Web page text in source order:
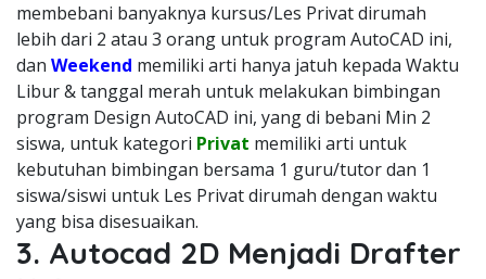
membebani banyaknya kursus/Les Privat dirumah
lebih dari 2 atau 3 orang untuk program AutoCAD ini,
dan Weekend memiliki arti hanya jatuh kepada Waktu
Libur & tanggal merah untuk melakukan bimbingan
program Design AutoCAD ini, yang di bebani Min 2
siswa, untuk kategori Privat memiliki arti untuk
kebutuhan bimbingan bersama 1 guru/tutor dan 1
siswa/siswi untuk Les Privat dirumah dengan waktu
yang bisa disesuaikan.
3. Autocad 2D Menjadi Drafter